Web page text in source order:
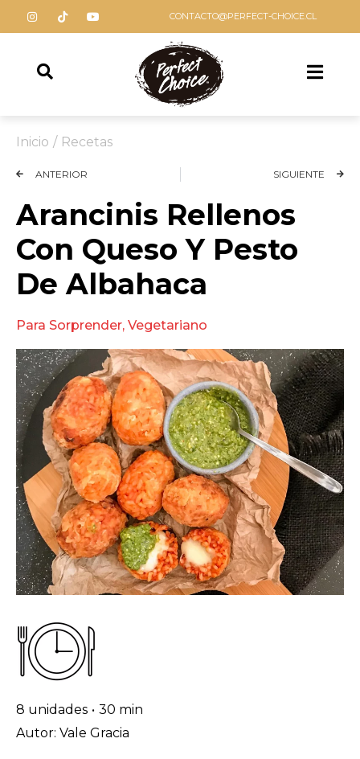
CONTACTO@PERFECT-CHOICE.CL
Inicio / Recetas
ANTERIOR SIGUIENTE
Arancinis Rellenos
Con Queso Y Pesto
De Albahaca
Para Sorprender, Vegetariano
8 unidades • 30 min
Autor: Vale Gracia